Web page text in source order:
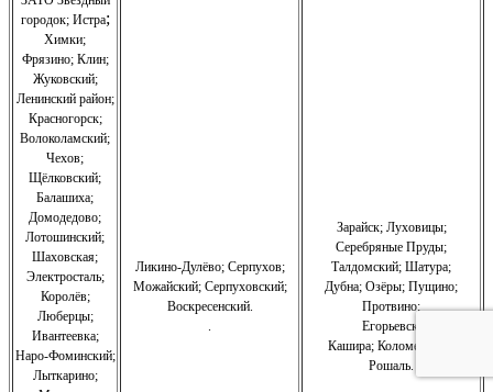
городок; Истра;
Химки;
Фрязино;Клин;
Жуковский;
Ленинский район;
Красногорск;
Волоколамский;
Чехов;
Щёлковский;
Балашиха;
Домодедово;
Лотошинский;
Шаховская;
Электросталь;
Королёв;
Люберцы;
Ивантеевка;
Наро-Фоминский;
Лыткарино;
Ликино-Дулёво;Серпухов;
Можайский;Серпуховский;
Воскресенский.
.
Зарайск; Луховицы;
Серебряные Пруды;
Талдомский; Шатура;
Дубна; Озёры; Пущино;
Протвино;
Егорьевск;
Кашира; Коломенский;
Рошаль.